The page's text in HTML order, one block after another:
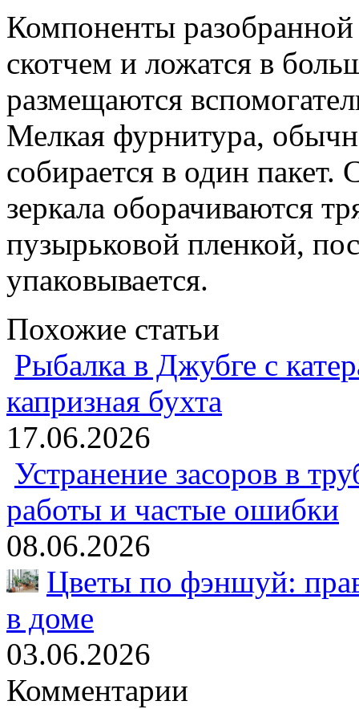
Компоненты
скотчем и ложатся в
размещаются
Мелкая фурнитура,
собирается в один
зеркала оборачиваются
пузырьковой пленкой,
упаковывается.
Похожие статьи
Рыбалка в Джубге с
капризная бухта
17.06.2026
Устранение засоров в
работы и частые ошибки
08.06.2026
Цветы по фэншуй:
в доме
03.06.2026
Комментарии